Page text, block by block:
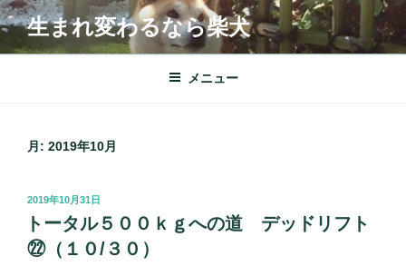
コ
ン
テ
生まれ変わるなら柴犬
メニュー
月: 2019年10月
投
稿
日:
2019年10月31日
トータル５００ｋｇへの道 デッドリフト
㉒（１０/３０）